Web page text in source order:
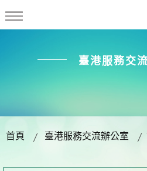
臺港服務交
首頁 臺港服務交流辦公室